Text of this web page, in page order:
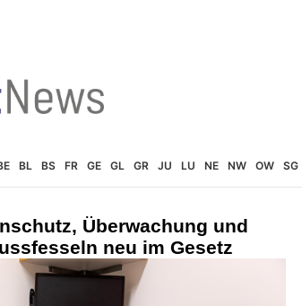
BL BS FR GE GL GR JU LU NE NW OW SG
Überwachung und
neu im Gesetz